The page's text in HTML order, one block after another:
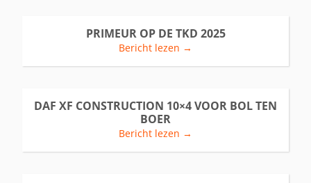
PRIMEUR OP DE TKD 2025
Bericht lezen →
DAF XF CONSTRUCTION 10×4 VOOR BOL TEN
BOER
Bericht lezen →